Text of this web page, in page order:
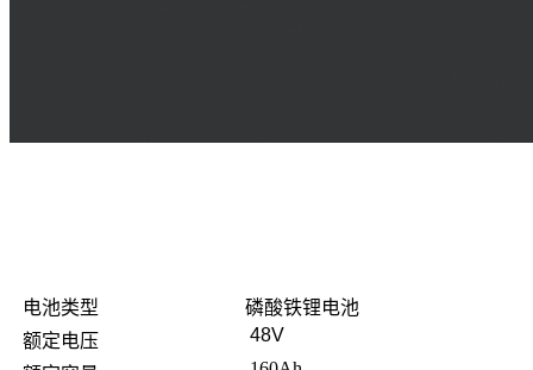
电池类型
磷酸铁锂电池
额定电压
48V